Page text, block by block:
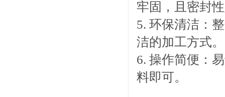
牢固，且密封
5. 环保清洁：
洁的加工方式。
6. 操作简便：
料即可。